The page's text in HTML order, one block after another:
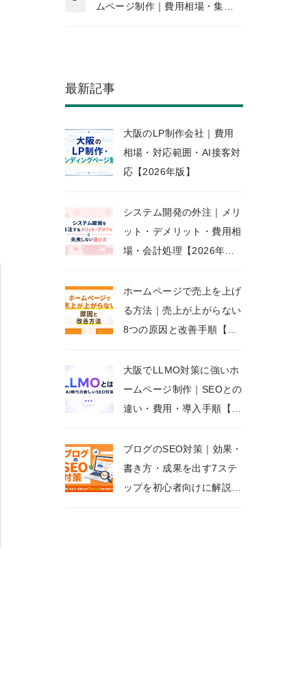
ムページ制作｜費用相場・集客
最新記事
大阪のLP制作会社｜費用
相場・対応範囲・AI接客対
応【2026年版】
システム開発の外注｜メリ
ット・デメリット・費用相
場・会計処理【2026年最
ホームページで売上を上げ
る方法｜売上が上がらない
8つの原因と改善手順【20
大阪でLLMO対策に強いホ
ームページ制作｜SEOとの
違い・費用・導入手順【2
ブログのSEO対策｜効果・
書き方・成果を出す7ステ
ップを初心者向けに解説